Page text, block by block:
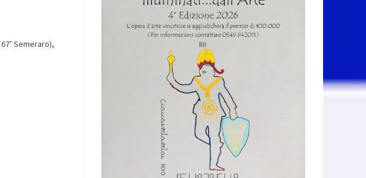
Semeraro),